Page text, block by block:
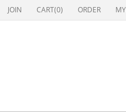
JOIN CART(0) ORDER